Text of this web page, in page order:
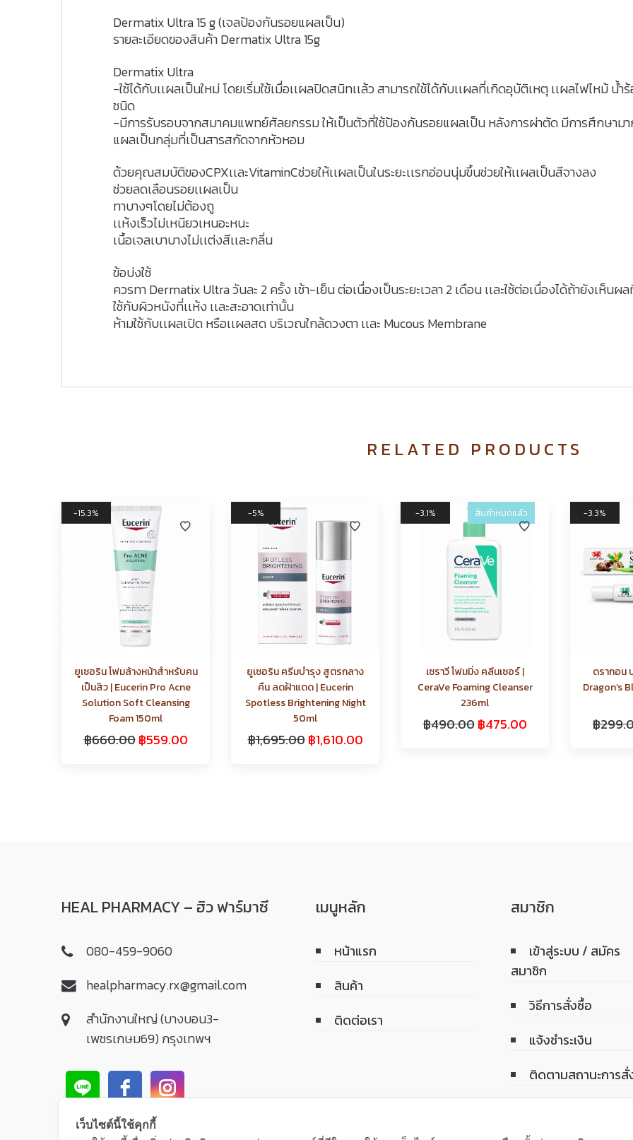
Dermatix Ultra 15 g (เจลป้องกันรอยแผลเป็น)
รายละเอียดของสินค้า Dermatix Ultra 15g
Dermatix Ultra
-ใช้ได้กับเเผลเป็นใหม่ โดยเริ่มใช้เมื่อเเผลปิดสนิทเเล้ว สามารถใช้ได้กับเเผลที่เกิดอุบัติเหตุ เเผลไฟไหม้ น้
ชนิด
-มีการรับรอบจากสมาคมแพทย์ศัลยกรรม ให้เป็นตัวที่ใช้ป้องกันรอยแผลเป็น หลังการผ่าตัด มีการศึกษามา
แผลเป็นกลุ่มที่เป็นสารสกัดจากหัวหอม
ด้วยคุณสมบัติของCPXเเละVitaminCช่วยให้เเผลเป็นในระยะเเรกอ่อนนุ่มขึ้นช่วยให้เเผลเป็นสีจางลง
ช่วยลดเลือนรอยเเผลเป็น
ทาบางๆโดยไม่ต้องถู
เเห้งเร็วไม่เหนียวเหนอะหนะ
เนื้อเจลเบาบางไม่เเต่งสีเเละกลิ่น
ข้อบ่งใช้
ควรทา Dermatix Ultra วันละ 2 ครั้ง เช้า-เย็น ต่อเนื่องเป็นระยะเวลา 2 เดือน เเละใช้ต่อเนื่องได้ถ้ายังเห็นผ
ใช้กับผิวหนังที่เเห้ง เเละสะอาดเท่านั้น
ห้ามใช้กับเเผลเปิด หรือเเผลสด บริเวณใกล้ดวงตา เเละ Mucous Membrane
RELATED PRODUCTS
15.3%
ยูเซอริน โฟมล้างหน้าสำหรับคน
เป็นสิว | Eucerin Pro Acne
Solution Soft Cleansing
Foam 150ml
฿660.00 ฿559.00
5%
ยูเซอริน ครีมบำรุง สูตรกลาง
คืน ลดฝ้าแดด | Eucerin
Spotless Brightening Night
50ml
฿1,695.00 ฿1,610.00
3.1% สินค้าหมดแล้ว
เซราวี โฟมมิ่ง คลีนเซอร์ |
CeraVe Foaming Cleanser
236ml
฿490.00 ฿475.00
3.3%
ดรากอน
Dragon’s
฿
HEAL PHARMACY – ฮิว ฟาร์มาซี
080-459-9060
healpharmacy.rx@gmail.com
สำนักงานใหญ่ (บางบอน3-
เพชรเกษม69) กรุงเทพฯ
เมนูหลัก
หน้าแรก
สินค้า
ติดต่อเรา
สมาชิก
เข้าสู่ระบบ / สมัคร
สมาชิก
วิธีการสั่งซื้อ
แจ้งชำระเงิน
ติดตามสถานะการสั่
เว็บไซต์นี้ใช้คุกกี้